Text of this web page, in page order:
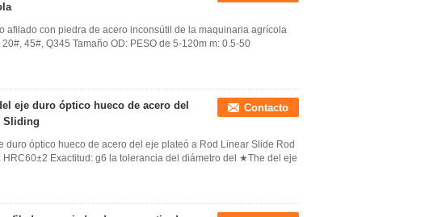
afilado con piedra de acero inconsútil de la maquinaria agrícola
45#, Q345 Tamaño OD: PESO de 5-120m m: 0.5-50
eje duro óptico hueco de acero del
Sliding
Contacto
duro óptico hueco de acero del eje plateó a Rod Linear Slide Rod
Exactitud: g6 la tolerancia del diámetro del ★The del eje